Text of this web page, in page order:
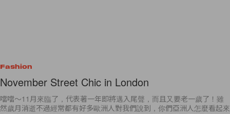
Fashion
November Street Chic in London
噹噹～11月來臨了，代表著一年即將邁入尾聲，而且又要老一歲了！雖
然歲月消逝不過經常都有好多歐洲人對我們說到，你們亞洲人怎麼看起來